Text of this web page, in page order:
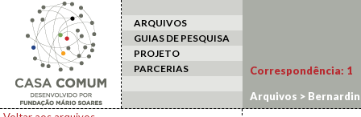
ARQUIVOS
GUIAS DE PESQUISA
PROJETO
PARCERIAS
Correspondência: 1
Arquivos >